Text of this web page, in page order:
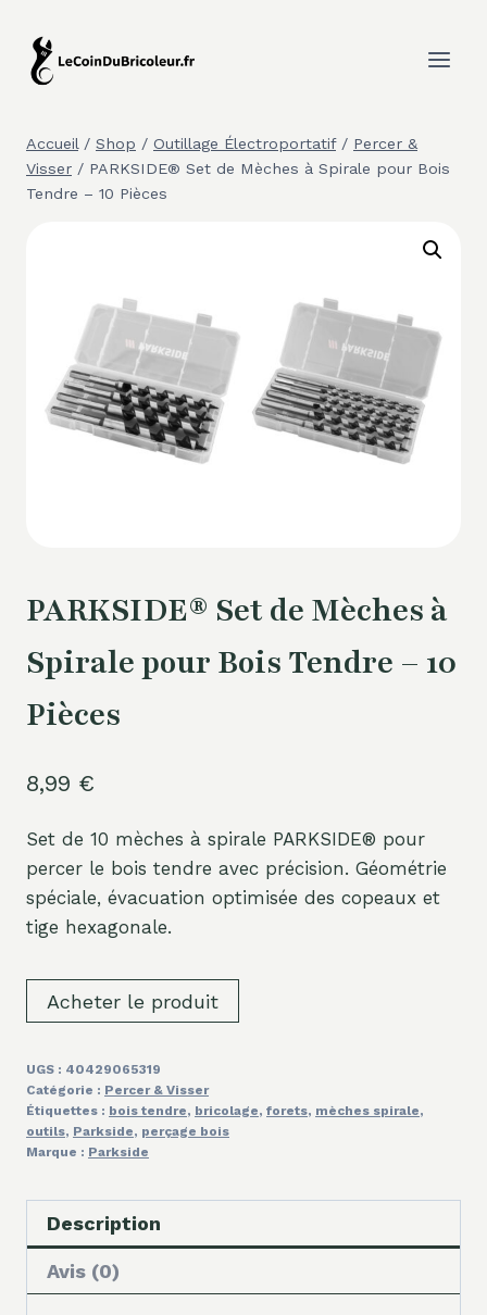
contenu
Accueil / Shop / Outillage Électroportatif / Percer &
Visser / PARKSIDE® Set de Mèches à Spirale pour Bois
Tendre – 10 Pièces
PARKSIDE® Set de Mèches à
Spirale pour Bois Tendre – 10
Pièces
8,99 €
Set de 10 mèches à spirale PARKSIDE® pour
percer le bois tendre avec précision. Géométrie
spéciale, évacuation optimisée des copeaux et
tige hexagonale.
Acheter le produit
UGS : 40429065319
Catégorie : Percer & Visser
Étiquettes : bois tendre, bricolage, forets, mèches spirale,
outils, Parkside, perçage bois
Marque : Parkside
Description
Avis (0)